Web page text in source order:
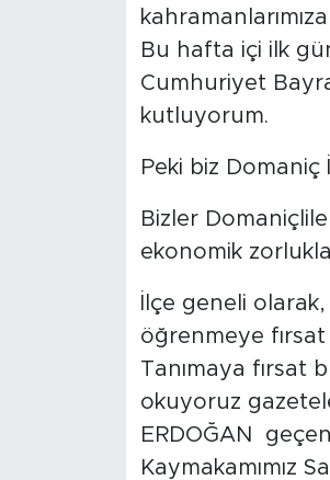
Bu hafta içi ilk
Cumhuriyet
kutluyorum.
Peki biz Domaniç
Bizler
ekonomik
İlçe geneli
öğrenmeye fırsat
Tanımaya fırsat
okuyoruz
ERDOĞAN
Kaymakamımız